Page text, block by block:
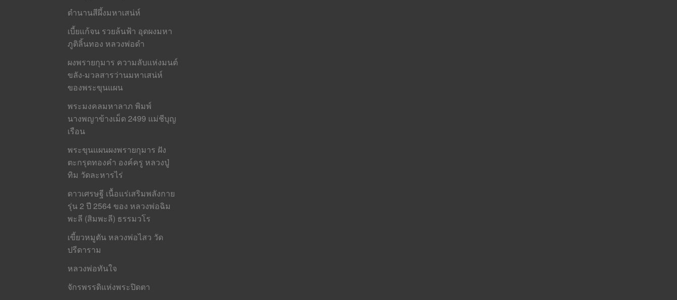
ตำนานสีผึ้งมหาเสน่ห์
เบี้ยแก้จน รวยล้นฟ้า อุดผงมหา
ภูติลิ้นทอง หลวงพ่อดำ
ผงพรายกุมาร ความลับแห่งมนต์
ขลัง-มวลสารว่านมหาเสน่ห์
ของพระขุนแผน
พระมงคลมหาลาภ พิมพ์
นางพญาข้างเม็ด 2499 แม่ชีบุญ
เรือน
พระขุนแผนผงพรายกุมาร ฝัง
ตะกรุดทองคำ องค์ครู หลวงปู่
ทิม วัดละหารไร่
ดาวเศรษฐี เนื้อแร่เสริมพลังกาย
รุ่น 2 ปี 2564 ของ หลวงพ่อฉิม
พะลี (สิมพะลี) ธรรมวโร
เขี้ยวหมูตัน หลวงพ่อไสว วัด
ปรีดาราม
หลวงพ่อทันใจ
จักรพรรดิแห่งพระปิดตา